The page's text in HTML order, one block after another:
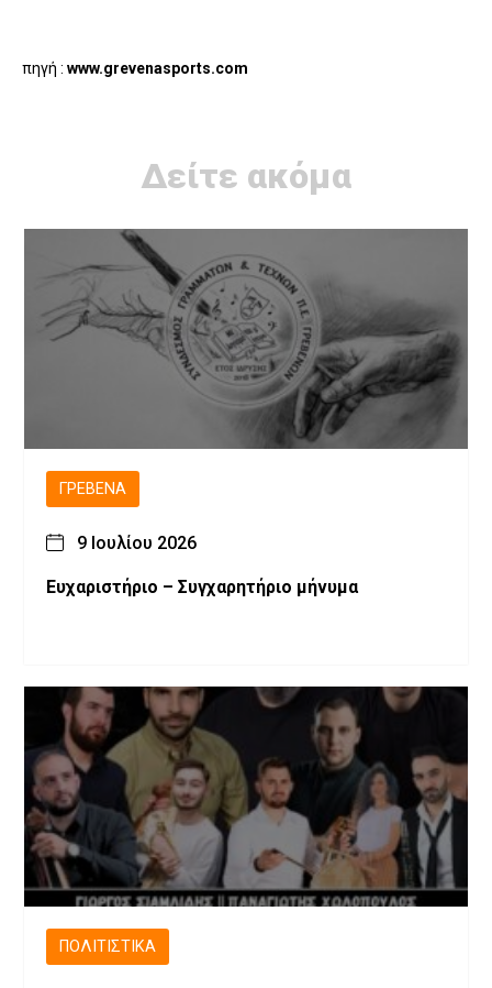
πηγή : www.grevenasports.com
Δείτε ακόμα
ΓΡΕΒΕΝΆ
9 Ιουλίου 2026
Ευχαριστήριο – Συγχαρητήριο μήνυμα
ΠΟΛΙΤΙΣΤΙΚΆ